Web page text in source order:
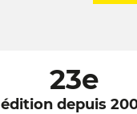
23e
édition depuis